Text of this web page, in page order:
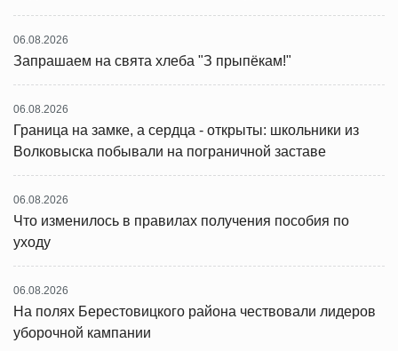
06.08.2026
Запрашаем на свята хлеба "З прыпёкам!"
06.08.2026
Граница на замке, а сердца - открыты: школьники из
Волковыска побывали на пограничной заставе
06.08.2026
Что изменилось в правилах получения пособия по
уходу
06.08.2026
На полях Берестовицкого района чествовали лидеров
уборочной кампании